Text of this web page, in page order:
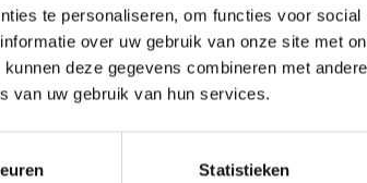
te personaliseren, om functies voor
over uw gebruik van onze site met
deze gegevens combineren met
van uw gebruik van hun services.
Statistieken